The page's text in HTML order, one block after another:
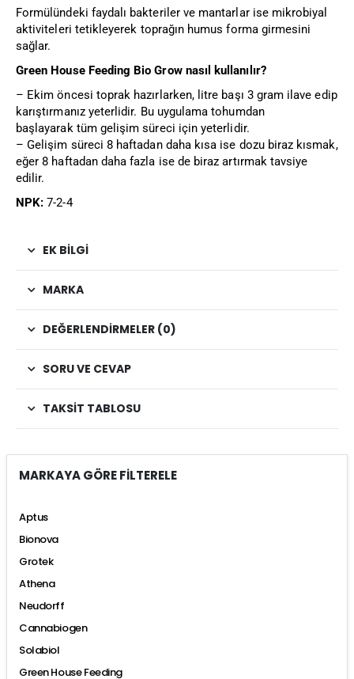
Formülündeki faydalı bakteriler ve mantarlar ise mikrobiyal
aktiviteleri tetikleyerek toprağın humus forma girmesini
sağlar.
Green House Feeding Bio Grow nasıl kullanılır?
– Ekim öncesi toprak hazırlarken, litre başı 3 gram ilave edip
karıştırmanız yeterlidir. Bu uygulama tohumdan
başlayarak tüm gelişim süreci için yeterlidir.
– Gelişim süreci 8 haftadan daha kısa ise dozu biraz kısmak,
eğer 8 haftadan daha fazla ise de biraz artırmak tavsiye
edilir.
NPK:7-2-4
EK BILGI
MARKA
DEĞERLENDIRMELER (0)
SORU VE CEVAP
TAKSIT TABLOSU
MARKAYA GÖRE FİLTERELE
Aptus
Bionova
Grotek
Athena
Neudorff
Cannabiogen
Solabiol
Green House Feeding